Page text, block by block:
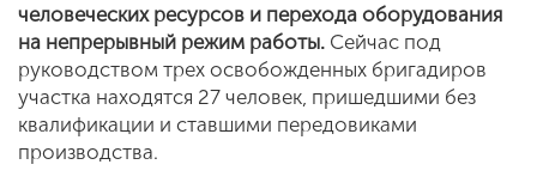
человеческих ресурсов и перехода оборудования
на непрерывный режим работы. Сейчас под
руководством трех освобожденных бригадиров
участка находятся 27 человек, пришедшими без
квалификации и ставшими передовиками
производства.